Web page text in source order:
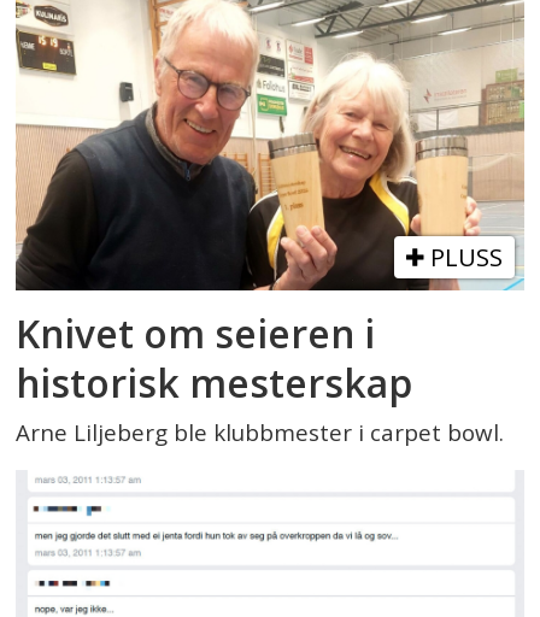
PLUSS
Knivet om seieren i
historisk mesterskap
Arne Liljeberg ble klubbmester i carpet bowl.